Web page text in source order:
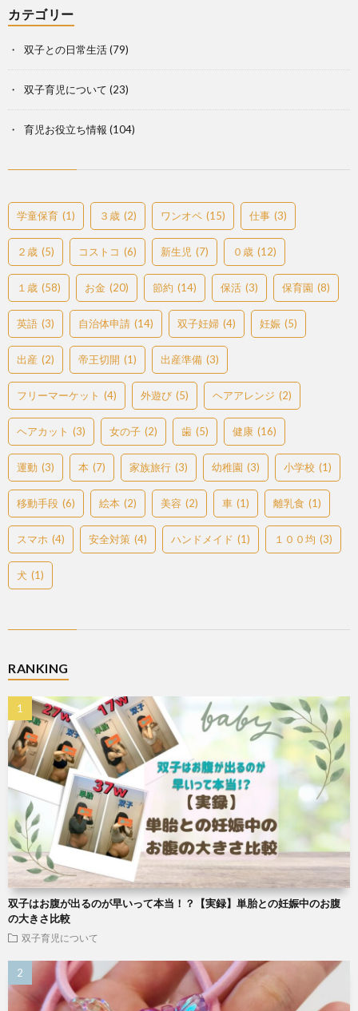
カテゴリー
双子との日常生活(79)
双子育児について (23)
育児お役立ち情報 (104)
学童保育 (1) ３歳 (2) ワンオペ (15) 仕事 (3)
２歳 (5) コストコ (6) 新生児 (7) ０歳 (12)
１歳 (58) お金 (20) 節約 (14) 保活 (3) 保育園 (8)
英語 (3) 自治体申請 (14) 双子妊婦 (4) 妊娠 (5)
出産 (2) 帝王切開 (1) 出産準備 (3)
フリーマーケット (4) 外遊び (5) ヘアアレンジ (2)
ヘアカット (3) 女の子 (2) 歯 (5) 健康 (16)
運動 (3) 本 (7) 家族旅行 (3) 幼稚園 (3) 小学校 (1)
移動手段 (6) 絵本 (2) 美容 (2) 車 (1) 離乳食 (1)
スマホ (4) 安全対策 (4) ハンドメイド (1) １００均 (3)
犬 (1)
RANKING
双子はお腹が出るのが早いって本当！？【実録】単胎との妊娠中のお腹
の大きさ比較
双子育児について